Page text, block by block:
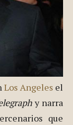
Los Angeles el
y narra
que